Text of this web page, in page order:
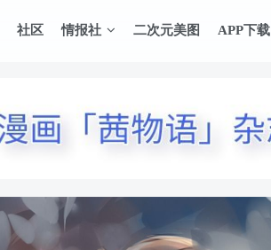
社区 情报社 二次元美图 APP下载